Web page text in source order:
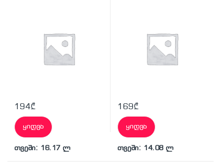
194₾
ყიდვა
თვეში: 16.17 ლ
169₾
ყიდვა
თვეში: 14.08 ლ